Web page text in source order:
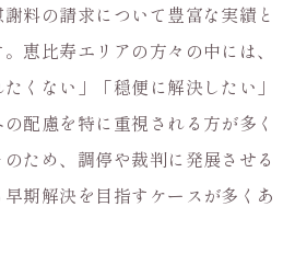
料の請求について豊富な実績と
恵比寿エリアの方々の中には、
くない」「穏便に解決したい」
配慮を特に重視される方が多く
ため、調停や裁判に発展させる
期解決を目指すケースが多くあ